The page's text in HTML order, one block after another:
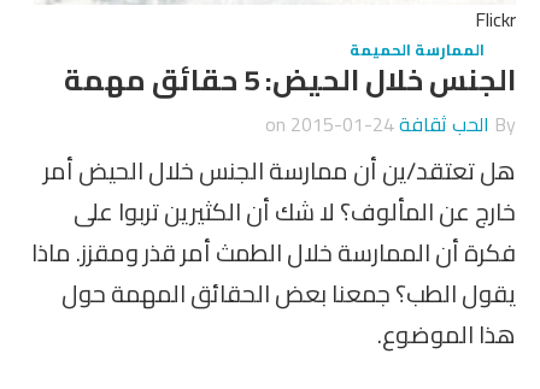
Flickr
الممارسة الحميمة
الجنس خلال الحيض: 5 حقائق مهمة
By الحب ثقافة2015-01-24
هل تعتقد/ين أن ممارسة الجنس خلال الحيض أمر
خارج عن المألوف؟ لا شك أن الكثيرين تربوا على
فكرة أن الممارسة خلال الطمث أمر قذر ومقزز. ماذا
يقول الطب؟ جمعنا بعض الحقائق المهمة حول
هذا الموضوع.